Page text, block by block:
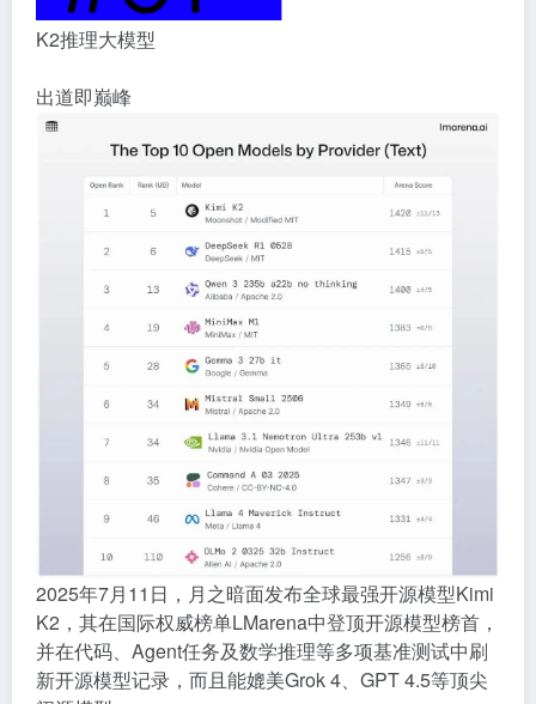
K2推理大模型
出道即巅峰
2025年7月11日，月之暗面发布全球最强开源模型Kimi
K2，其在国际权威榜单LMarena中登顶开源模型榜首，
并在代码、Agent任务及数学推理等多项基准测试中刷
新开源模型记录，而且能媲美Grok 4、GPT 4.5等顶尖